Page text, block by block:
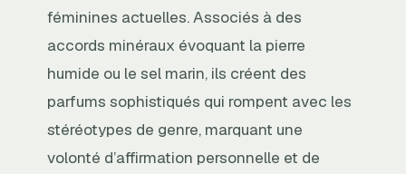
féminines actuelles. Associés à des
accords minéraux évoquant la pierre
humide ou le sel marin, ils créent des
parfums sophistiqués qui rompent avec les
stéréotypes de genre, marquant une
volonté d’affirmation personnelle et de